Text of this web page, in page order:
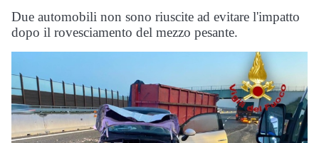
Due automobili non sono riuscite ad evitare l'impatto
dopo il rovesciamento del mezzo pesante.